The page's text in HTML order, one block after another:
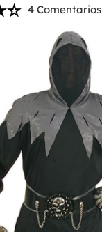
4 Comentarios